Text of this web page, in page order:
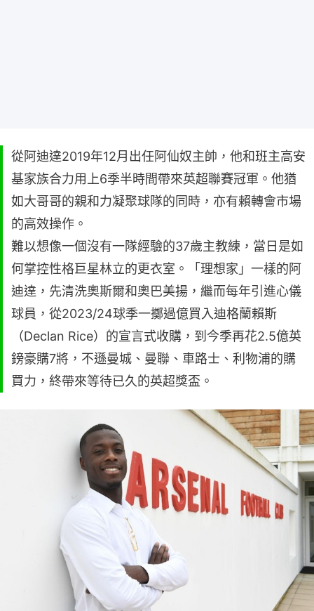
從阿迪達2019年12月出任阿仙奴主帥，他和班主高安
基家族合力用上6季半時間帶來英超聯賽冠軍。他猶
如大哥哥的親和力凝聚球隊的同時，亦有賴轉會市場
的高效操作。
難以想像一個沒有一隊經驗的37歲主教練，當日是如
何掌控性格巨星林立的更衣室。「理想家」一樣的阿
迪達，先清洗奧斯爾和奧巴美揚，繼而每年引進心儀
球員，從2023/24球季一擲過億買入迪格蘭賴斯
（Declan Rice）的宣言式收購，到今季再花2.5億英
鎊豪購7將，不遜曼城、曼聯、車路士、利物浦的購
買力，終帶來等待已久的英超獎盃。